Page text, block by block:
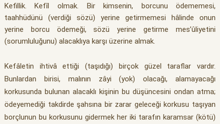
Kefillik. Kefîl olmak. Bir kimsenin, borcunu ödememesi,
taahhüdünü (verdiği sözü) yerine getirmemesi hâlinde onun
yerine borcu ödemeği, sözü yerine getirme mes’ûliyetini
(sorumluluğunu) alacaklıya karşı üzerine almak.
Kefâletin ihtivâ ettiği (taşıdığı) birçok güzel taraflar vardır.
Bunlardan birisi, malının zâyi (yok) olacağı, alamayacağı
korkusunda bulunan alacaklı kişinin bu düşüncesini ondan atma;
ödeyemediği takdirde şahsına bir zarar geleceği korkusu taşıyan
borçlunun bu korkusunu gidermek her iki tarafın karamsar (kötü)